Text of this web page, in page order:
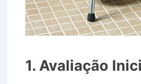
1. Avaliação